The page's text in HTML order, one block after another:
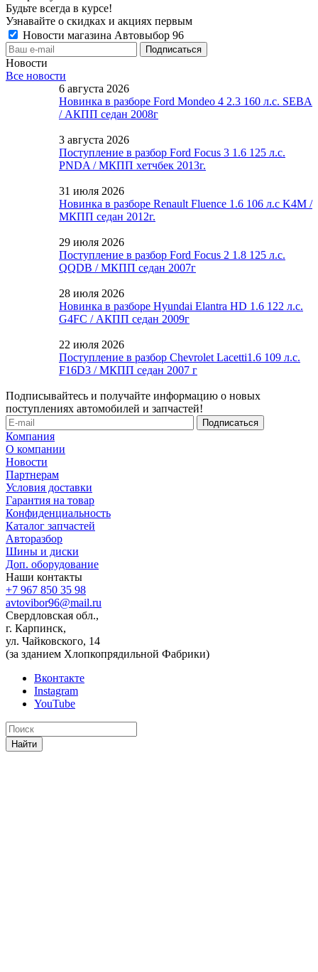
Будьте всегда в курсе!
Узнавайте о скидках и акциях первым
Новости магазина Автовыбор 96
Новости
Все новости
6 августа 2026
Новинка в разборе Ford Mondeo 4 2.3 160 л.с. SEBA
/ АКПП седан 2008г
3 августа 2026
Поступление в разбор Ford Focus 3 1.6 125 л.с.
PNDA / МКПП хетчбек 2013г.
31 июля 2026
Новинка в разборе Renault Fluence 1.6 106 л.с K4M /
МКПП седан 2012г.
29 июля 2026
Поступление в разбор Ford Focus 2 1.8 125 л.с.
QQDB / МКПП седан 2007г
28 июля 2026
Новинка в разборе Hyundai Elantra HD 1.6 122 л.с.
G4FC / АКПП седан 2009г
22 июля 2026
Поступление в разбор Chevrolet Lacetti1.6 109 л.с.
F16D3 / МКПП седан 2007 г
Подписывайтесь и получайте информацию о новых
поступлениях автомобилей и запчастей!
Компания
О компании
Новости
Партнерам
Условия доставки
Гарантия на товар
Конфиденциальность
Каталог запчастей
Авторазбор
Шины и диски
Доп. оборудование
Наши контакты
+7 967 850 35 98
avtovibor96@mail.ru
Свердловская обл.,
г. Карпинск,
ул. Чайковского, 14
(за зданием Хлопкопрядильной Фабрики)
Вконтакте
Instagram
YouTube
Найти